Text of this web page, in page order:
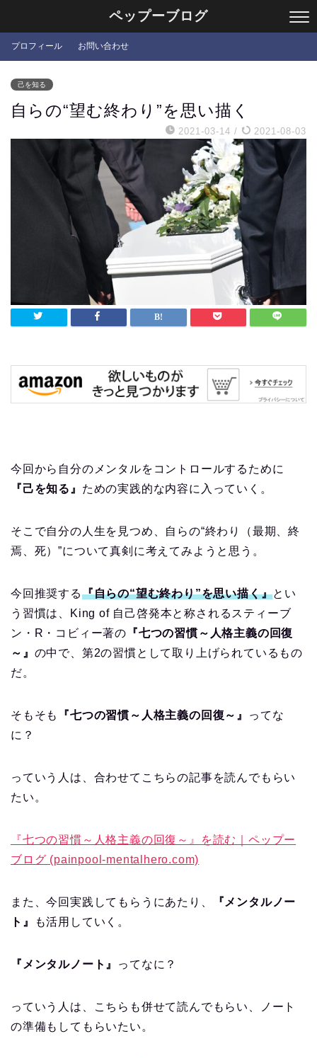
ペップーブログ
プロフィール お問い合わせ
己を知る
自らの“望む終わり”を思い描く
2021-03-14 / 2021-08-03
今回から自分のメンタルをコントロールするために
『己を知る』 ための実践的な内容に入っていく。
そこで自分の人生を見つめ、自らの“終わり（最期、終
焉、死）”について真剣に考えてみようと思う。
今回推奨する『自らの“望む終わり”を思い描く』とい
う習慣は、King of 自己啓発本と称されるスティーブ
ン・R・コビィー著の 『七つの習慣～人格主義の回復
～』 の中で、第2の習慣として取り上げられているもの
だ。
そもそも 『七つの習慣～人格主義の回復～』
ってな
に？
っていう人は、合わせてこちらの記事を読んでもらい
たい。
『七つの習慣～人格主義の回復～』を読む｜ペップー
ブログ (painpool-mentalhero.com)
また、今回実践してもらうにあたり、
『メンタルノー
ト』
も活用していく。
『メンタルノート』 ってなに？
っていう人は、こちらも併せて読んでもらい、ノート
の準備もしてもらいたい。